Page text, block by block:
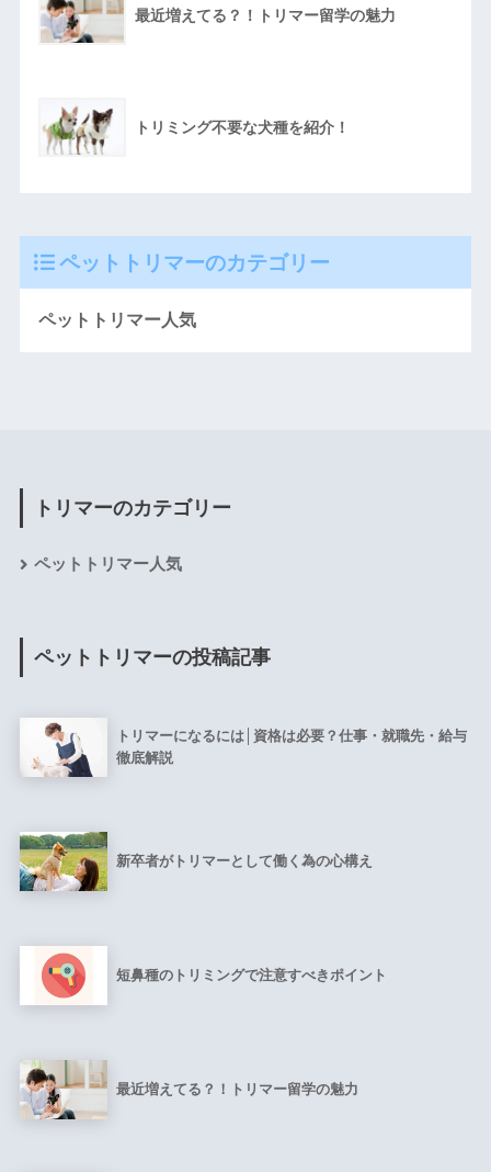
最近増えてる？！トリマー留学の魅力
トリミング不要な犬種を紹介！
ペットトリマーのカテゴリー
ペットトリマー人気
トリマーのカテゴリー
ペットトリマー人気
ペットトリマーの投稿記事
トリマーになるには│資格は必要？仕事・就職先・給与
徹底解説
新卒者がトリマーとして働く為の心構え
短鼻種のトリミングで注意すべきポイント
最近増えてる？！トリマー留学の魅力